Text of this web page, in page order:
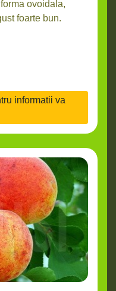
ovoidala,
foarte bun.
informatii va